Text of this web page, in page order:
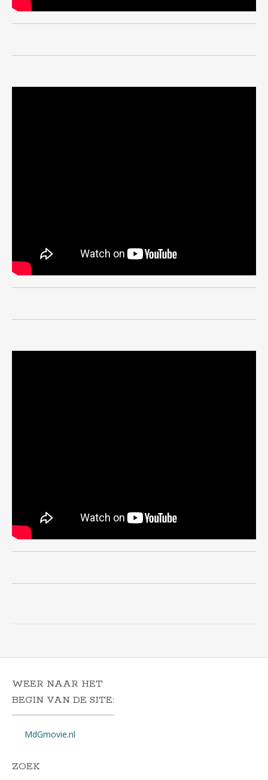
WEER NAAR HET
BEGIN VAN DE SITE:
MdGmovie.nl
ZOEK